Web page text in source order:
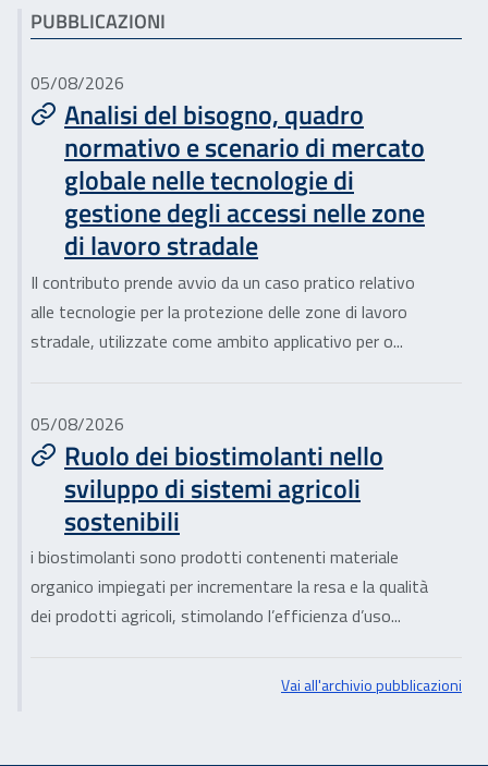
Articoli correlati
PUBBLICAZIONI
05/08/2026
Analisi del bisogno, quadro
normativo e scenario di mercato
globale nelle tecnologie di
gestione degli accessi nelle zone
di lavoro stradale
Il contributo prende avvio da un caso pratico relativo
alle tecnologie per la protezione delle zone di lavoro
stradale, utilizzate come ambito applicativo per o...
05/08/2026
Ruolo dei biostimolanti nello
sviluppo di sistemi agricoli
sostenibili
i biostimolanti sono prodotti contenenti materiale
organico impiegati per incrementare la resa e la qualità
dei prodotti agricoli, stimolando l’efficienza d’uso...
Vai all'archivio pubblicazioni